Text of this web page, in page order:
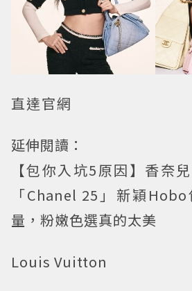
直達官網
延伸閱讀：
【包你入坑5原因】香奈
「Chanel 25」新穎
量，粉嫩色選真的太美
Louis Vuitton